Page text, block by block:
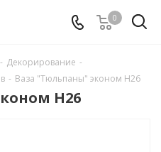
0
- Декорирование -
- Ваза "Тюльпаны" эконом Н26
Н26